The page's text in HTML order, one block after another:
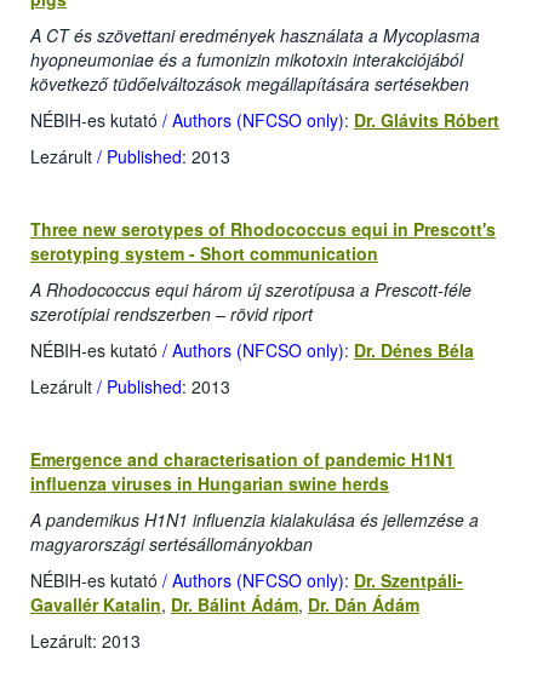
A CT és szövettani eredmények használata a Mycoplasma
hyopneumoniae és a fumonizin mikotoxin interakciójából
következő tüdőelváltozások megállapítására sertésekben
NÉBIH-es kutató / Authors (NFCSO only): Dr. Glávits Róbert
Lezárult / Published: 2013
Three new serotypes of Rhodococcus equi in Prescott's
serotyping system - Short communication
A Rhodococcus equi három új szerotípusa a Prescott-féle
szerotípiai rendszerben – rövid riport
NÉBIH-es kutató / Authors (NFCSO only): Dr. Dénes Béla
Lezárult / Published: 2013
Emergence and characterisation of pandemic H1N1
influenza viruses in Hungarian swine herds
A pandemikus H1N1 influenzia kialakulása és jellemzése a
magyarországi sertésállományokban
NÉBIH-es kutató / Authors (NFCSO only): Dr. Szentpáli-
Gavallér Katalin, Dr. Bálint Ádám, Dr. Dán Ádám
Lezárult: 2013